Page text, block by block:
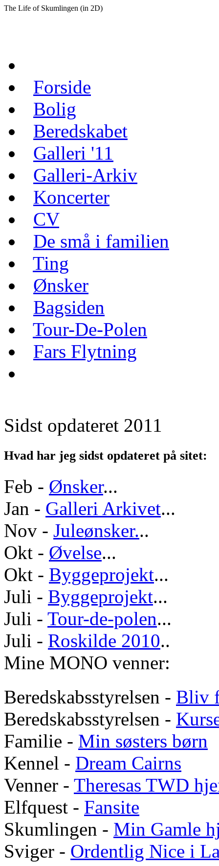
The Life of Skumlingen (in 2D)
Forside
Bolig
Beredskabet
Galleri '11
Galleri-Arkiv
Koncerter
CV
De små i familien
Ting
Ønsker
Bagsiden
Tour-De-Polen
Fars Flytning
Sidst opdateret 2011
Hvad har jeg sidst opdateret på sitet:
Feb - Ønsker...
Jan - Galleri Arkivet...
Nov - Juleønsker...
Okt - Øvelse...
Okt - Byggeprojekt...
Juli - Byggeprojekt...
Juli - Tour-de-polen...
Juli - Roskilde 2010..
Mine MONO venner:
Beredskabsstyrelsen - Bliv
Beredskabsstyrelsen -
Familie - Min søsters børn
Kennel - Dream Cairns
Venner - Theresas TWD
Elfquest - Fansite
Skumlingen - Min Gamle
Sviger - Ordentlig Nice i